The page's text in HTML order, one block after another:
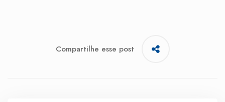
Compartilhe esse post